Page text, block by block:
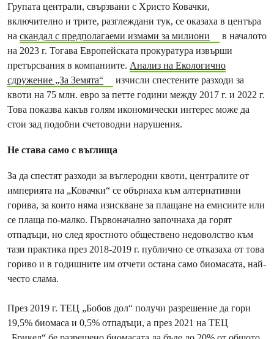
Групата централи, свързвани с Христо Ковачки,
включително и трите, разглеждани тук, се оказаха в центъра
на скандал с предполагаеми измами за милиони
в началото
на 2023 г. Тогава Европейската прокуратура извърши
претърсвания в компаниите. Анализ на Екологично
сдружение „За Земята“
изчисли спестените разходи за
квоти на 75 млн. евро за петте години между 2017 г. и 2022 г.
Това показва какъв голям икономически интерес може да
стои зад подобни счетоводни нарушения.
Не става само с въглища
За да спестят разходи за въглеродни квоти, централите от
империята на „Ковачки“ се обърнаха към алтернативни
горива, за които няма изискване за плащане на емисиите или
се плаща по-малко. Първоначално започнаха да горят
отпадъци, но след яростното обществено недоволство към
тази практика през 2018-2019 г. публично се отказаха от това
гориво и в годишните им отчети остана само биомасата, най-
често слама.
През 2019 г. ТЕЦ „Бобов дол“ получи разрешение да гори
19,5% биомаса и 0,5% отпадъци, а през 2021 на ТЕЦ